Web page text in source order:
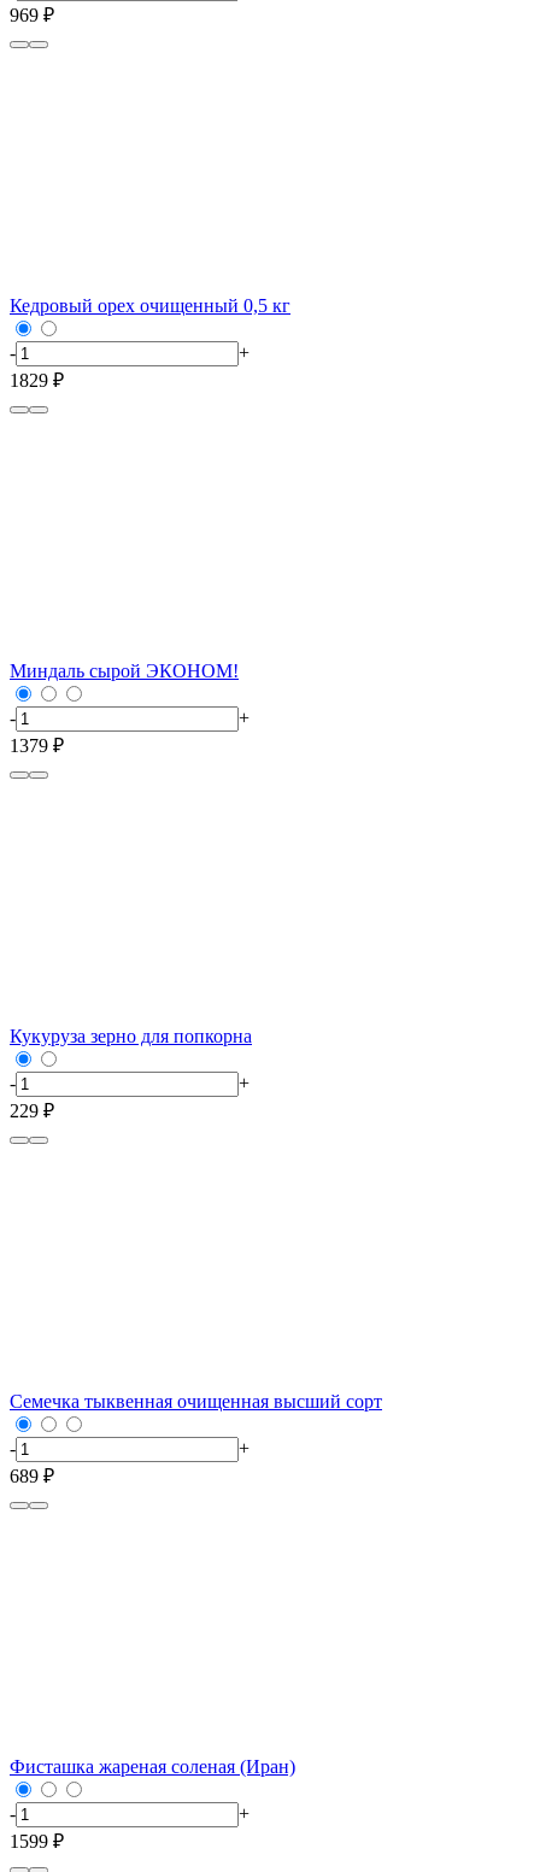
969 ₽
Кедровый орех очищенный 0,5 кг
-
+
1829 ₽
Миндаль сырой ЭКОНОМ!
-
+
1379 ₽
Кукуруза зерно для попкорна
-
+
229 ₽
Семечка тыквенная очищенная высший сорт
-
+
689 ₽
Фисташка жареная соленая (Иран)
-
+
1599 ₽